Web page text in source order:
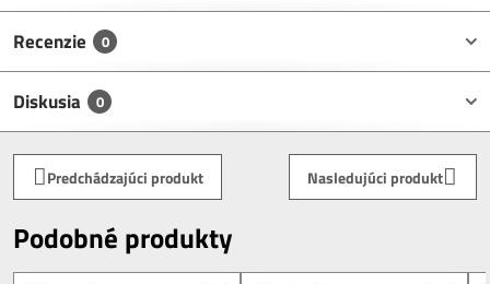
Recenzie 0
Diskusia 0
Predchádzajúci produkt Nasledujúci produkt
Podobné produkty